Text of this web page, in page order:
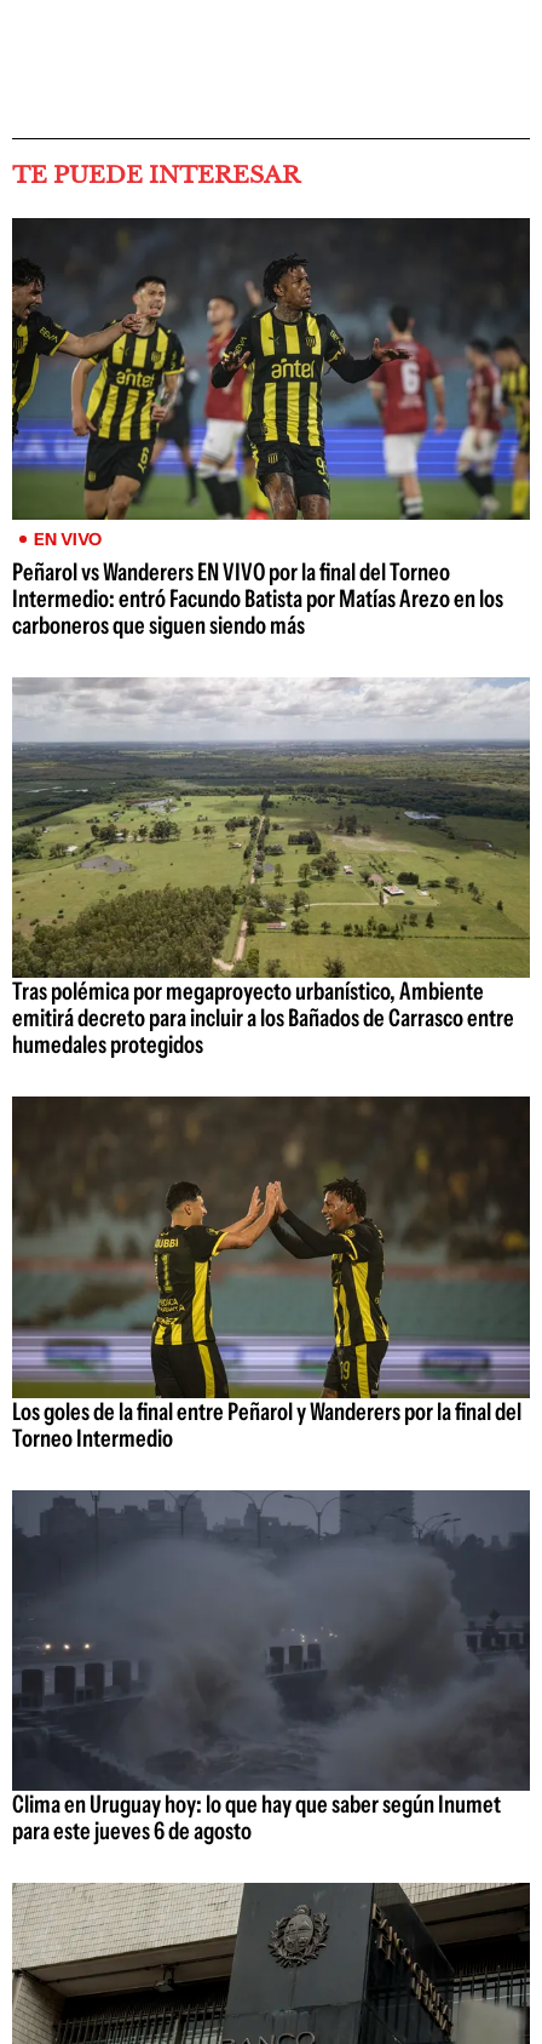
TE PUEDE INTERESAR
EN VIVO
Peñarol vs Wanderers EN VIVO por la final del Torneo
Intermedio: entró Facundo Batista por Matías Arezo en los
carboneros que siguen siendo más
Tras polémica por megaproyecto urbanístico, Ambiente
emitirá decreto para incluir a los Bañados de Carrasco entre
humedales protegidos
Los goles de la final entre Peñarol y Wanderers por la final del
Torneo Intermedio
Clima en Uruguay hoy: lo que hay que saber según Inumet
para este jueves 6 de agosto